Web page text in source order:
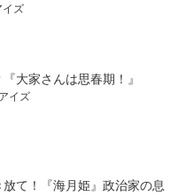
イズ
大家さんは思春期！』
イズ
て！『海月姫』政治家の息